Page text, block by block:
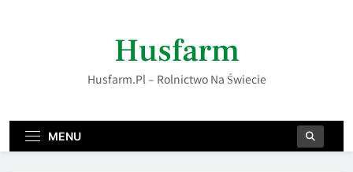
Husfarm
Husfarm.pl – Rolnictwo Na Świecie
MENU